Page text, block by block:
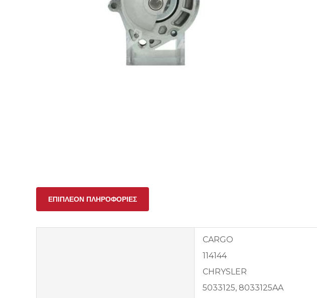
ΕΠΙΠΛΈΟΝ ΠΛΗΡΟΦΟΡΊΕΣ
CARGO
114144
CHRYSLER
5033125, 8033125AA